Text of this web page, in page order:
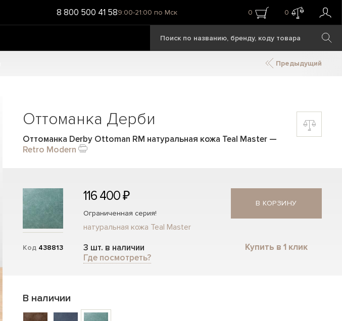
8 800 500 41 589:00-21:00 по Мск 0 0
Предыдущий
Оттоманка Дерби
Оттоманка Derby Ottoman RM натуральная кожа Teal Master —
Retro Modern
Код 438813
116 400 ₽
Ограниченная серия!
натуральная кожа Teal Master
3 шт. в наличии
Где посмотреть?
В КОРЗИНУ
Купить в 1 клик
В наличии